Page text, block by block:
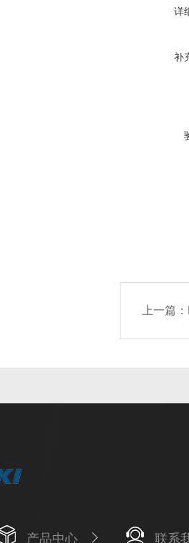
详
补
上一篇：
产品中心 联系